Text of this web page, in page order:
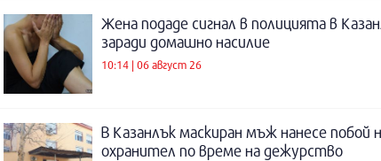
Жена подаде сигнал в полицията в
заради домашно насилие
10:14 | 06 август 26
В Казанлък маскиран мъж нанесе побой
охранител по време на дежурство